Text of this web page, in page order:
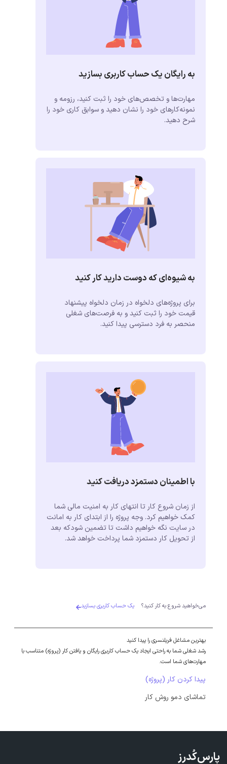
به رایگان یک حساب کاربری بسازید
مهارت‌ها و تخصص‌های خود را ثبت کنید، رزومه و
نمونه‌کارهای خود را نشان دهید و سوابق کاری خود را
شرح دهید.
به شیوه‌ای که دوست دارید کار کنید
برای پروژه‌های دلخواه در زمان دلخواه پیشنهاد
قیمت خود را ثبت کنید و به فرصت‌های شغلی
منحصر به فرد دسترسی پیدا کنید.
با اطمینان دستمزد دریافت کنید
از زمان شروع کار تا انتهای کار به امنیت مالی شما
کمک خواهیم کرد. وجه پروژه را از ابتدای کار به امانت
در سایت نگه خواهیم داشت تا تضمین شودکه بعد
از تحویل کار دستمزد شما پرداخت خواهد شد.
می‌خواهید شروع به کار کنید؟ یک حساب کاربری بسازید
بهترین مشاغل فریلنسری را پیدا کنید
رشد شغلی شما به راحتی ایجاد یک حساب کاربری رایگان و یافتن کار (پروژه) متناسب با
مهارت‌های شما است.
پیدا کردن کار (پروژه)
تماشای دمو روش کار
پارس‌کُدرز